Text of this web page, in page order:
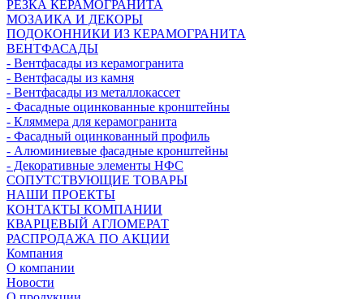
РЕЗКА КЕРАМОГРАНИТА
МОЗАИКА И ДЕКОРЫ
ПОДОКОННИКИ ИЗ КЕРАМОГРАНИТА
ВЕНТФАСАДЫ
- Вентфасады из керамогранита
- Вентфасады из камня
- Вентфасады из металлокассет
- Фасадные оцинкованные кронштейны
- Кляммера для керамогранита
- Фасадный оцинкованный профиль
- Алюминиевые фасадные кронштейны
- Декоративные элементы НФС
СОПУТСТВУЮЩИЕ ТОВАРЫ
НАШИ ПРОЕКТЫ
КОНТАКТЫ КОМПАНИИ
КВАРЦЕВЫЙ АГЛОМЕРАТ
РАСПРОДАЖА ПО АКЦИИ
Компания
О компании
Новости